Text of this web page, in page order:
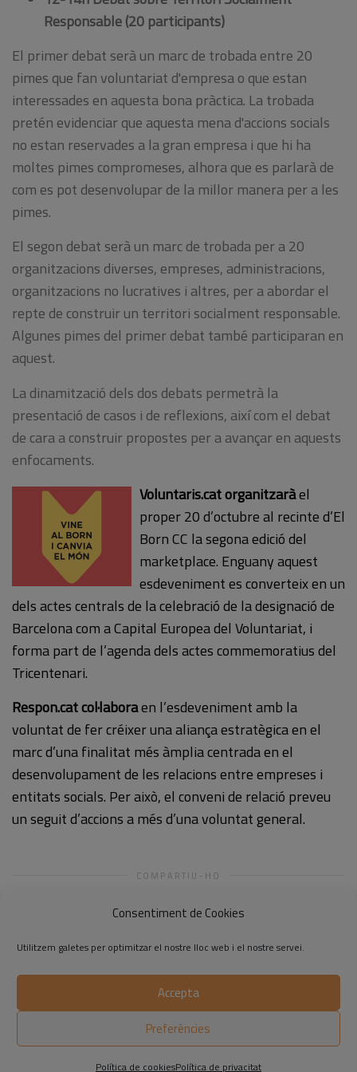
Consentiment de Cookies
Utilitzem galetes per optimitzar el nostre lloc web i el nostre servei.
Accepta
Preferències
Política de cookiesPolítica de privacitat
Responsable (20 participants)
El primer debat serà un marc de trobada entre 20
pimes que fan voluntariat d'empresa o que estan
interessades en aquesta bona pràctica. La trobada
pretén evidenciar que aquesta mena d'accions socials
no estan reservades a la gran empresa i que hi ha
moltes pimes compromeses, alhora que es parlarà de
com es pot desenvolupar de la millor manera per a les
pimes.
El segon debat serà un marc de trobada per a 20
organitzacions diverses, empreses, administracions,
organitzacions no lucratives i altres, per a abordar el
repte de construir un territori socialment responsable.
Algunes pimes del primer debat també participaran en
aquest.
La dinamització dels dos debats permetrà la
presentació de casos i de reflexions, així com el debat
de cara a construir propostes per a avançar en aquests
enfocaments.
Voluntaris.catorganitzaràel
proper 20 d’octubre al recinte d’El
Born CC la segona edició del
marketplace. Enguany aquest
esdeveniment es converteix en un
dels actes centrals de la celebració de la designació de
Barcelona com a Capital Europea del Voluntariat, i
forma part de l’agenda dels actes commemoratius del
Tricentenari.
Respon.catcol·laboraen l’esdeveniment amb la
voluntat de fer créixer una aliança estratègica en el
marc d’una finalitat més àmplia centrada en el
desenvolupament de les relacions entre empreses i
entitats socials. Per això, el conveni de relació preveu
un seguit d’accions a més d’una voluntat general.
COMPARTIU-HO
©2014-2026 Respon.cat
Política de privadesa Política de cookies